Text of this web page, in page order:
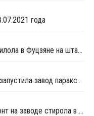
года
FREP в июле загрузила завод параксилола в Фуцзяне на штатном уровне
Sinopec Shanghai Petrochemical перезапустила завод параксилола № 1 после планового ремонта
CNOOC Ningbo Daxie завершила ремонт на заводе стирола в Нинбо